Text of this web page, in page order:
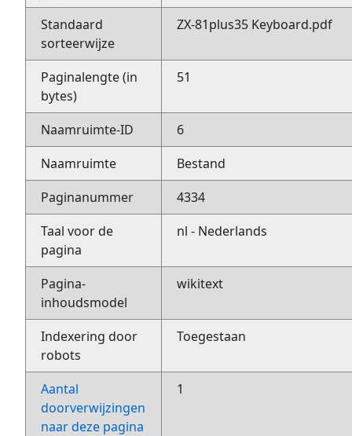
Standaard
sorteerwijze
ZX-81plus35 Keyboard.pdf
Paginalengte (in
bytes)
51
Naamruimte-ID
6
Naamruimte
Bestand
Paginanummer
4334
Taal voor de
pagina
nl - Nederlands
Pagina-
inhoudsmodel
wikitext
Indexering door
robots
Toegestaan
Aantal
doorverwijzingen
naar deze pagina
1